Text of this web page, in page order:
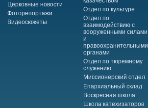
Церковные новости
Фоторепортажи
Видеосюжеты
Отдел по культуре
Отдел по
взаимодействию с
вооруженными силами
и
правоохранительными
органами
Отдел по тюремному
служению
Миссионерский отдел
Епархиальный склад
Воскресная школа
Школа катехизаторов